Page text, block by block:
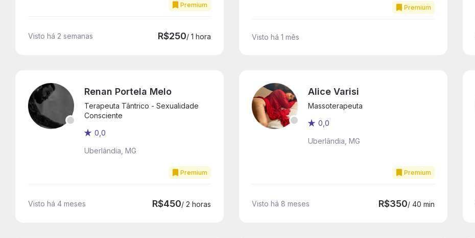
Premium
Visto há 2 semanas R$250/ 1 hora
Premium
Visto há 1 mês
Premium
Renan Portela Melo
Terapeuta Tântrico - Sexualidade
Consciente
0,0
Uberlândia, MG
Visto há 4 meses R$450/ 2 horas
Premium
Alice Varisi
Massoterapeuta
0,0
Uberlândia, MG
Visto há 8 meses R$350/ 40 min